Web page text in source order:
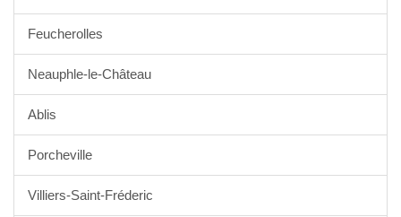
Feucherolles
Neauphle-le-Château
Ablis
Porcheville
Villiers-Saint-Fréderic